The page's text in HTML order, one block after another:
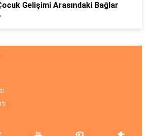
Gelişimi Arasındaki Bağlar